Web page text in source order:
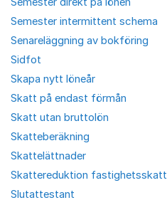
Semester intermittent schema
Senareläggning av bokföring
Sidfot
Skapa nytt löneår
Skatt på endast förmån
Skatt utan bruttolön
Skatteberäkning
Skattelättnader
Skattereduktion fastighetsskatt
Slutattestant